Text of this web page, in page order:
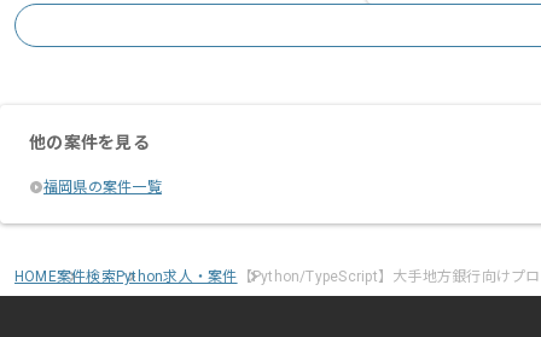
他の案件を見る
福岡県の案件一覧
HOME案件検索Python求人・案件 【Python/TypeScript】大手地方銀行向けプ